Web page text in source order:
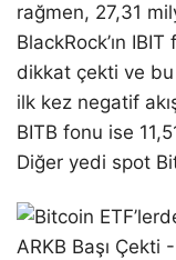
rağmen, 27,31
BlackRock’ın
dikkat çekti ve
ilk kez negatif
BITB fonu ise
Diğer yedi spot